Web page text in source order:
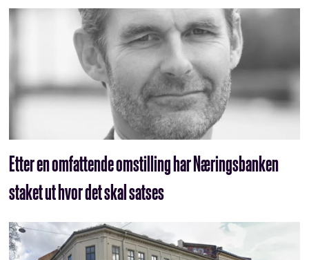
Etter en omfattende omstilling har Næringsbanken
staket ut hvor det skal satses